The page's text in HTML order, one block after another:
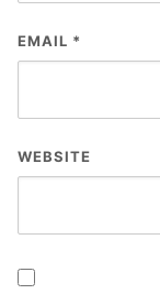
EMAIL *
WEBSITE